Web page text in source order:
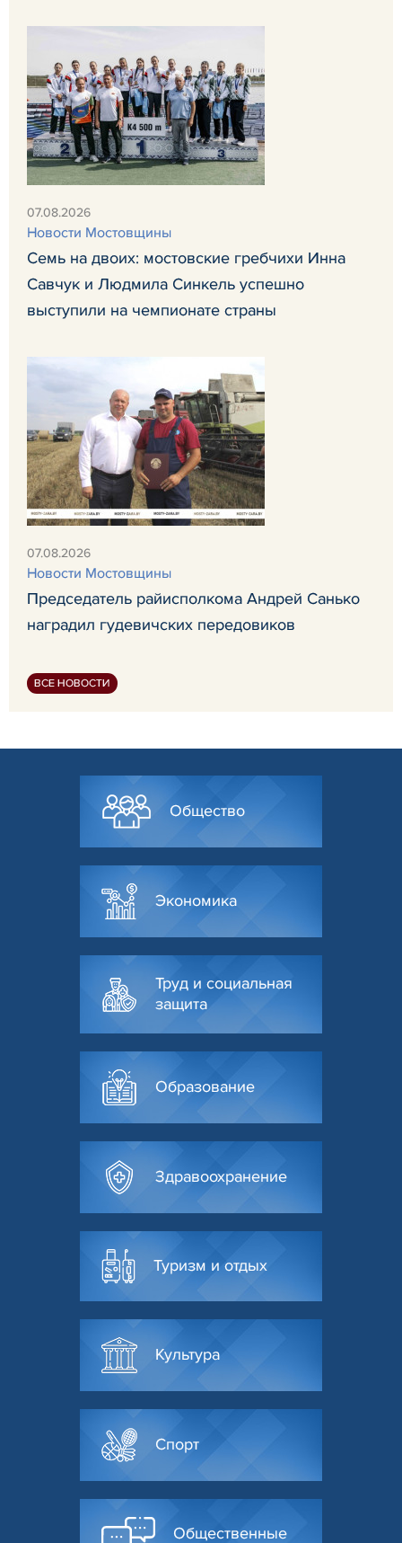
07.08.2026
Новости Мостовщины
Семь на двоих: мостовские гребчихи Инна
Савчук и Людмила Синкель успешно
выступили на чемпионате страны
07.08.2026
Новости Мостовщины
Председатель райисполкома Андрей Санько
наградил гудевичских передовиков
ВСЕ НОВОСТИ
Общество
Экономика
Труд и социальная
защита
Образование
Здравоохранение
Туризм и отдых
Культура
Спорт
Общественные